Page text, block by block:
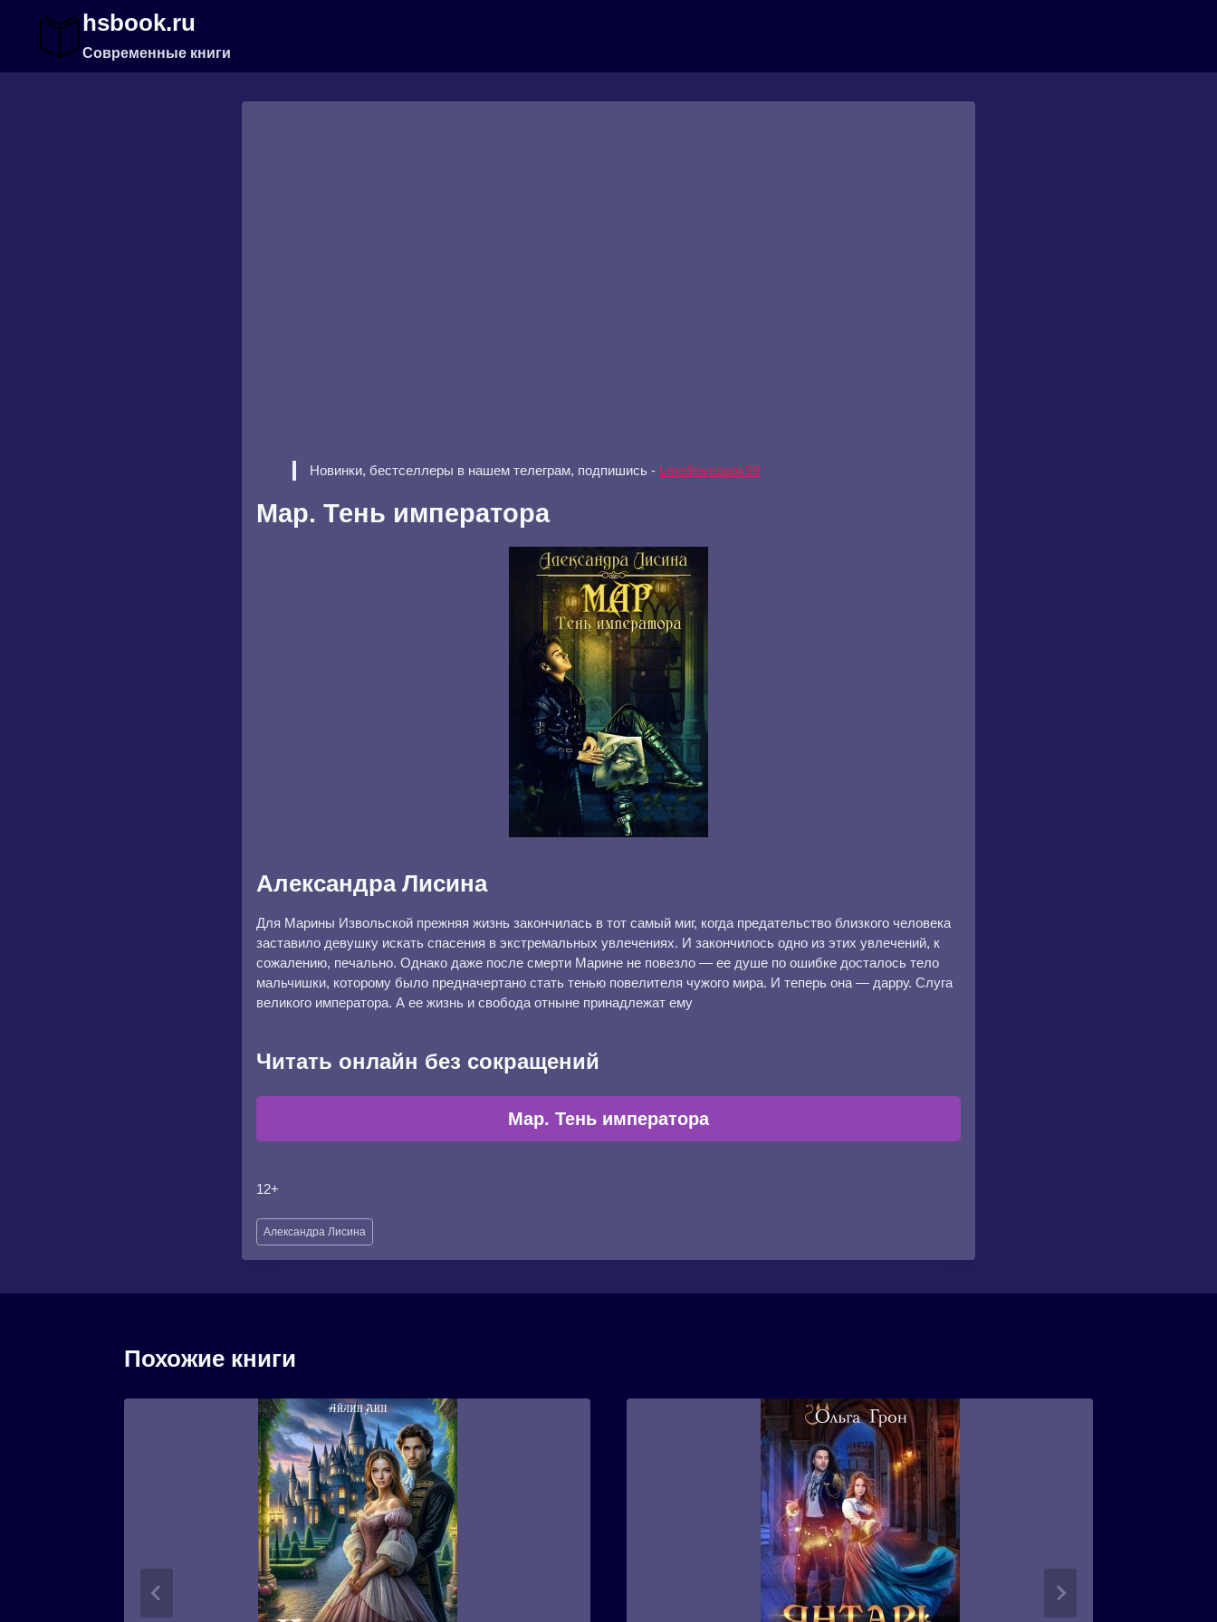
содержимому
hsbook.ru
Современные книги
Новинки, бестселлеры в нашем телеграм, подпишись - t.me/ilovebook99
Мар. Тень императора
Александра Лисина
Для Марины Извольской прежняя жизнь закончилась в тот самый миг, когда предательство близкого человека
заставило девушку искать спасения в экстремальных увлечениях. И закончилось одно из этих увлечений, к
сожалению, печально. Однако даже после смерти Марине не повезло — ее душе по ошибке досталось тело
мальчишки, которому было предначертано стать тенью повелителя чужого мира. И теперь она — дарру. Слуга
великого императора. А ее жизнь и свобода отныне принадлежат ему
Читать онлайн без сокращений
Мар. Тень императора
12+
Метки
записи:
Александра Лисина
Похожие книги